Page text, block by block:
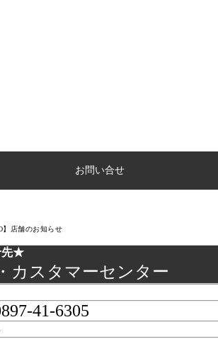
お問い合せ
】店舗のお知らせ
先★
カスタマーセンター
41-6305